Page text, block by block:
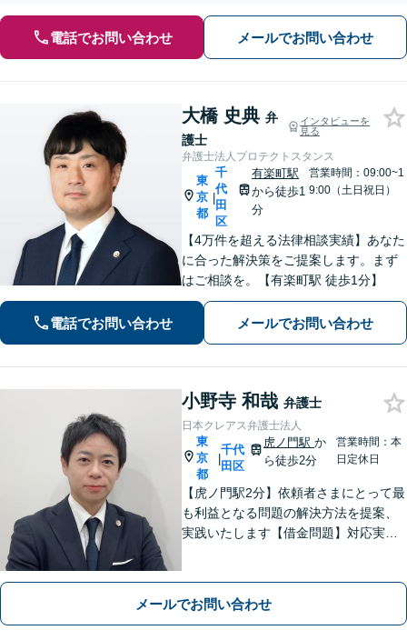
電話でお問い合わせ メールでお問い合わせ
大橋 史典 弁
護士
インタビューを
見る
弁護士法人プロテクトスタンス
東
京
都
|
千
代
田
区
有楽町駅
から徒歩1
分
営業時間：09:00~1
9:00（土日祝日）
【4万件を超える法律相談実績】あなた
に合った解決策をご提案します。まず
はご相談を。【有楽町駅 徒歩1分】
電話でお問い合わせ メールでお問い合わせ
小野寺 和哉 弁護士
日本クレアス弁護士法人
東
京
都
|
千代
田区
虎ノ門駅か
ら徒歩2分
営業時間：本
日定休日
【虎ノ門駅2分】依頼者さまにとって最
も利益となる問題の解決方法を提案、
実践いたします【借金問題】対応実績
します【初回相談無料】
メールでお問い合わせ